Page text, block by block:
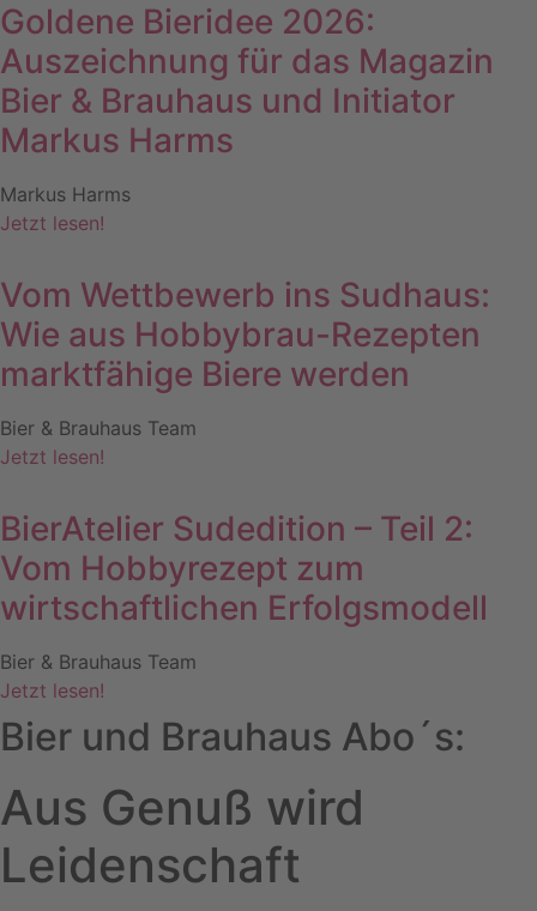
Goldene Bieridee 2026:
Auszeichnung für das Magazin
Bier & Brauhaus und Initiator
Markus Harms
Markus Harms
Jetzt lesen!
Vom Wettbewerb ins Sudhaus:
Wie aus Hobbybrau-Rezepten
marktfähige Biere werden
Bier & Brauhaus Team
Jetzt lesen!
BierAtelier Sudedition – Teil 2:
Vom Hobbyrezept zum
wirtschaftlichen Erfolgsmodell
Bier & Brauhaus Team
Jetzt lesen!
Bier und Brauhaus Abo´s:
Aus Genuß wird
Leidenschaft